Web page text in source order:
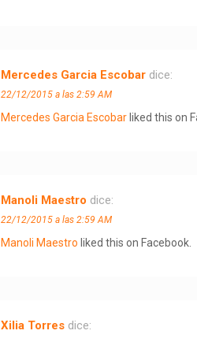
Mercedes Garcia Escobar dice:
22/12/2015 a las 2:59 AM
Mercedes Garcia Escobar liked this on
Manoli Maestro dice:
22/12/2015 a las 2:59 AM
Manoli Maestro liked this on Facebook.
Xilia Torres dice: